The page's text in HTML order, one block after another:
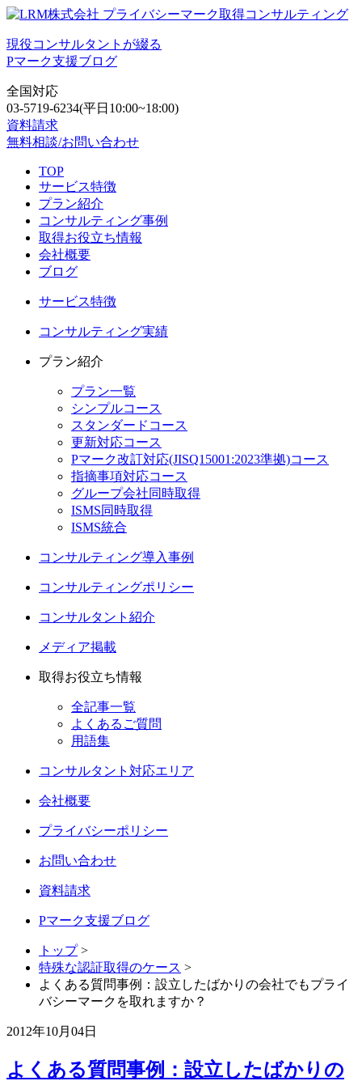
現役コンサルタントが綴る
Pマーク支援ブログ
全国対応
03-5719-6234(平日10:00~18:00)
資料請求
無料相談/お問い合わせ
TOP
サービス特徴
プラン紹介
コンサルティング事例
取得お役立ち情報
会社概要
ブログ
サービス特徴
コンサルティング実績
プラン紹介
プラン一覧
シンプルコース
スタンダードコース
更新対応コース
Pマーク改訂対応(JISQ15001:2023準拠)コース
指摘事項対応コース
グループ会社同時取得
ISMS同時取得
ISMS統合
コンサルティング導入事例
コンサルティングポリシー
コンサルタント紹介
メディア掲載
取得お役立ち情報
全記事一覧
よくあるご質問
用語集
コンサルタント対応エリア
会社概要
プライバシーポリシー
お問い合わせ
資料請求
Pマーク支援ブログ
トップ>
特殊な認証取得のケース >
よくある質問事例：設立したばかりの会社でもプライ
バシーマークを取れますか？
2012年10月04日
よくある質問事例：設立したばかりの